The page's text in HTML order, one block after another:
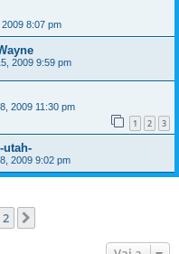
8:07 pm
2009 9:59 pm
2009 11:30 pm
1 2 3
2009 9:02 pm
2